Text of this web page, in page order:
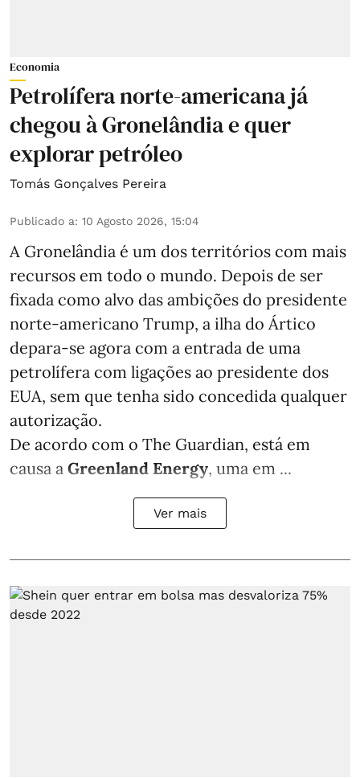
Economia
Petrolífera norte-americana já
chegou à Gronelândia e quer
explorar petróleo
Tomás Gonçalves Pereira
Publicado a: 10 Agosto 2026, 15:04
A Gronelândia é um dos territórios com mais
recursos em todo o mundo. Depois de ser
fixada como alvo das ambições do presidente
norte-americano Trump, a ilha do Ártico
depara-se agora com a entrada de uma
petrolífera com ligações ao presidente dos
EUA, sem que tenha sido concedida qualquer
autorização.
De acordo com o The Guardian, está em
causa a Greenland Energy, uma em ...
Ver mais